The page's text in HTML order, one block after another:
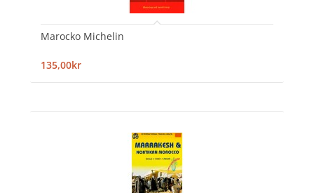
Marocko Michelin
135,00kr